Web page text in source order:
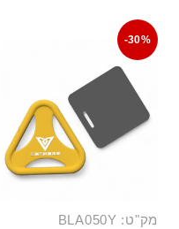
-30%
מק"ט: BLA050Y